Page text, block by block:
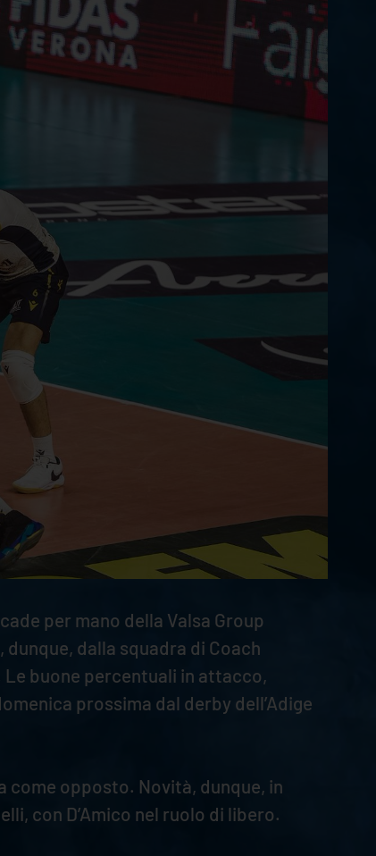
per mano della Valsa Group
dalla squadra di Coach
buone percentuali in attacco,
prossima dal derby dell’Adige
come opposto. Novità, dunque, in
con D’Amico nel ruolo di libero.